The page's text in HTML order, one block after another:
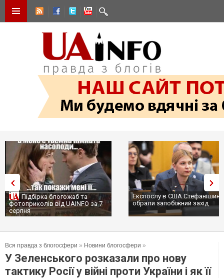
Підбірка блогожаб та
фотоприколів від UAINFO за 7
серпня
Експослу в США Стефанішиній
обрали запобіжний захід
Вся правда з блогосфери » Новини блогосфери »
У Зеленського розказали про нову
тактику Росії у війні проти України і як її